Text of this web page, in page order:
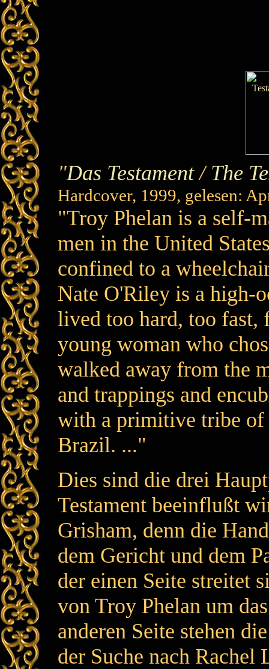
"Das Testament/ The
Hardcover, 1999, gelesen:
"Troy Phelan is a self-
men in the United
confined to a
Nate O'Riley is a high-
lived too hard, too fast,
young woman who
walked away from the
and trappings and
with a primitive tribe of
Brazil. ..."
Dies sind die drei
Testament beeinflußt
Grisham, denn die
dem Gericht und dem
der einen Seite streitet
von Troy Phelan um
anderen Seite stehen
der Suche nach